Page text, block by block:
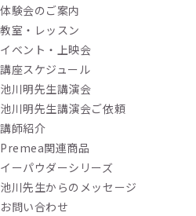
体験会のご案内
教室・レッスン
イベント・上映会
講座スケジュール
池川明先生講演会
池川明先生講演会ご依頼
講師紹介
Premea関連商品
イーパウダーシリーズ
池川先生からのメッセージ
お問い合わせ